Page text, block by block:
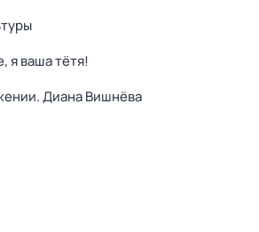
я ваша тётя!
Диана Вишнёва